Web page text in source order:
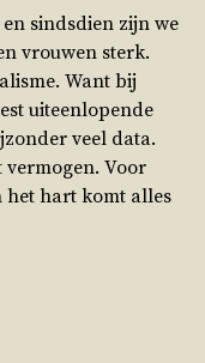
sindsdien zijn we
vrouwen sterk.
Want bij
uiteenlopende
veel data.
vermogen. Voor
het hart komt alles